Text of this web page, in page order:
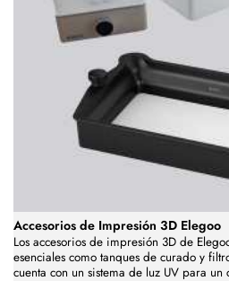
Accesorios de Impresión 3D Elegoo
Los accesorios de impresión 3D de
esenciales como tanques de curado y
cuenta con un sistema de luz UV para